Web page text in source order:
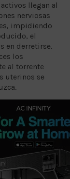
llegan al
nerviosas
impidiendo
el
en derretirse.
los
al torrente
uterinos se
médico
en
el dolor.
(ciclos
de